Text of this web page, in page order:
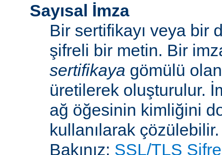
Sayısal İmza
Bir sertifikayı veya bir
şifreli bir metin. Bir
sertifikaya gömülü
üretilerek oluşturulur.
ağ öğesinin kimliğini
kullanılarak çözülebilir.
Bakınız: SSL/TLS